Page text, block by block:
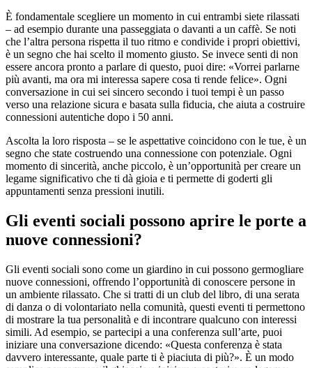
È fondamentale scegliere un momento in cui entrambi siete rilassati
– ad esempio durante una passeggiata o davanti a un caffè. Se noti
che l’altra persona rispetta il tuo ritmo e condivide i propri obiettivi,
è un segno che hai scelto il momento giusto. Se invece senti di non
essere ancora pronto a parlare di questo, puoi dire: «Vorrei parlarne
più avanti, ma ora mi interessa sapere cosa ti rende felice». Ogni
conversazione in cui sei sincero secondo i tuoi tempi è un passo
verso una relazione sicura e basata sulla fiducia, che aiuta a costruire
connessioni autentiche dopo i 50 anni.
Ascolta la loro risposta – se le aspettative coincidono con le tue, è un
segno che state costruendo una connessione con potenziale. Ogni
momento di sincerità, anche piccolo, è un’opportunità per creare un
legame significativo che ti dà gioia e ti permette di goderti gli
appuntamenti senza pressioni inutili.
Gli eventi sociali possono aprire le porte a
nuove connessioni?
Gli eventi sociali sono come un giardino in cui possono germogliare
nuove connessioni, offrendo l’opportunità di conoscere persone in
un ambiente rilassato. Che si tratti di un club del libro, di una serata
di danza o di volontariato nella comunità, questi eventi ti permettono
di mostrare la tua personalità e di incontrare qualcuno con interessi
simili. Ad esempio, se partecipi a una conferenza sull’arte, puoi
iniziare una conversazione dicendo: «Questa conferenza è stata
davvero interessante, quale parte ti è piaciuta di più?». È un modo